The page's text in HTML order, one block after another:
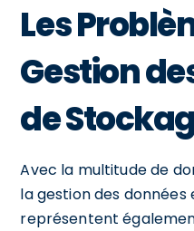
Les
Gestion
de
Avec la multitude de
la gestion des
représentent